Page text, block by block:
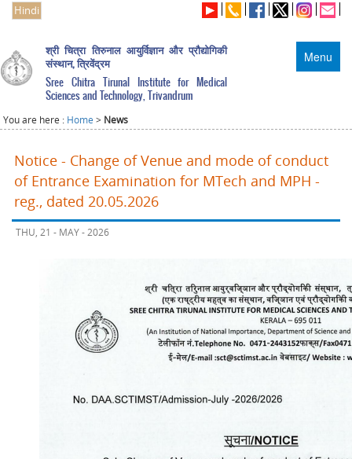
Hindi
Menu
श्री चित्रा तिरुनाल आयुर्विज्ञान और प्रौद्योगिकी
संस्थान, त्रिवेंद्रम
Sree Chitra Tirunal Institute for Medical
Sciences and Technology, Trivandrum
You are here : Home > News
Notice - Change of Venue and mode of conduct
of Entrance Examination for MTech and MPH -
reg., dated 20.05.2026
THU, 21 - MAY - 2026